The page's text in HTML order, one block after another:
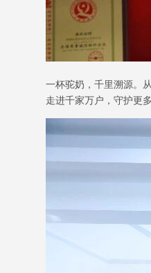
一杯驼奶，千里溯源。
走进千家万户，守护更